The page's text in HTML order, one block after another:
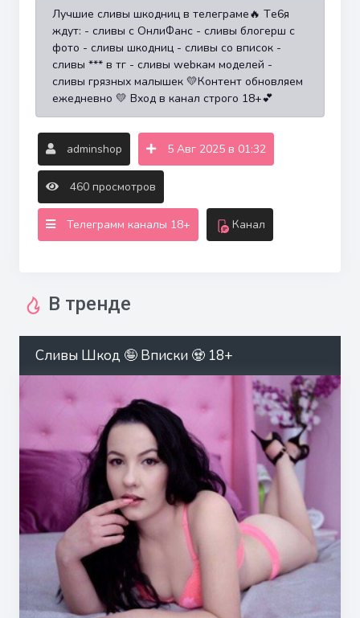
Лучшие сливы шкодниц в телеграме🔥 Тe6я
ждут: - сливы с OнлиФанс - сливы блогерш с
фото - сливы шкодниц - сливы со вписок -
сливы *** в тг - сливы webкам моделей -
сливы грязных малышек 💛Контент обновляем
ежедневно 💛 Вход в канал строго 18+💕
adminshop 5 Авг 2025 в 01:32
460 просмотров
Телеграмм каналы 18+ Канал
В тренде
Сливы Шкод 🤪 Вписки 🧟 18+